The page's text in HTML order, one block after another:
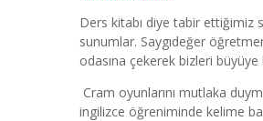
Ders kitabı diye tabir ettiğimiz
sunumlar. Saygıdeğer
odasına çekerek bizleri
Cram oyunlarını mutlaka
ingilizce öğreniminde kelime